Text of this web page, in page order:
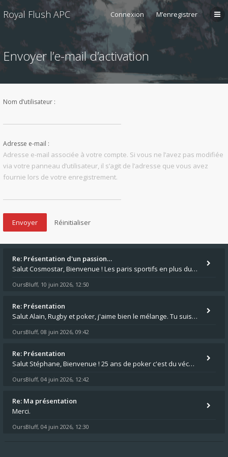
Royal Flush APC Connexion M’enregistrer
Envoyer l’e-mail d’activation
Nom d’utilisateur :
Adresse e-mail :
Adresse e-mail associée à votre compte. Si vous ne l’avez pas modifiée
via votre panneau d’utilisateur, il s’agit de l’adresse que vous avez
fournie lors de votre enregistrement.
Re: Présentation d'un passion…
Salut Cosmostar, Bienvenue ! Les paris sportifs en plus du poker, c'est ce que je fais aussi. Surtout la NBA, je mise su
OursBluff, 10 juin 2026, 12:50
Re: Présentation
Salut Alain, Rugby et poker, j'aime bien le mélange. Tu suis le rugby du coin ? Moi j'essaie d'aller voir des matchs de
OursBluff, 08 juin 2026, 09:42
Re: Présentation
Salut Stéphane, Bienvenue ! 25 ans de poker c'est du vécu quand même. Moi je suis relativementnouveau (2018) mais j'ai a
OursBluff, 04 juin 2026, 12:42
Re: Ma présentation
Merci.
OursBluff, 04 juin 2026, 12:30